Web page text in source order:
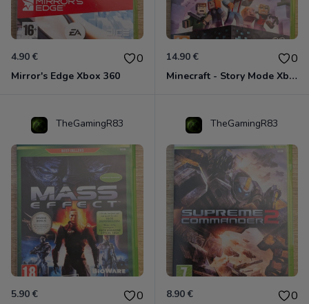
4.90 € 0
Mirror's Edge Xbox 360
14.90 € 0
Minecraft - Story Mode Xbox 360
TheGamingR83
5.90 € 0
TheGamingR83
8.90 € 0